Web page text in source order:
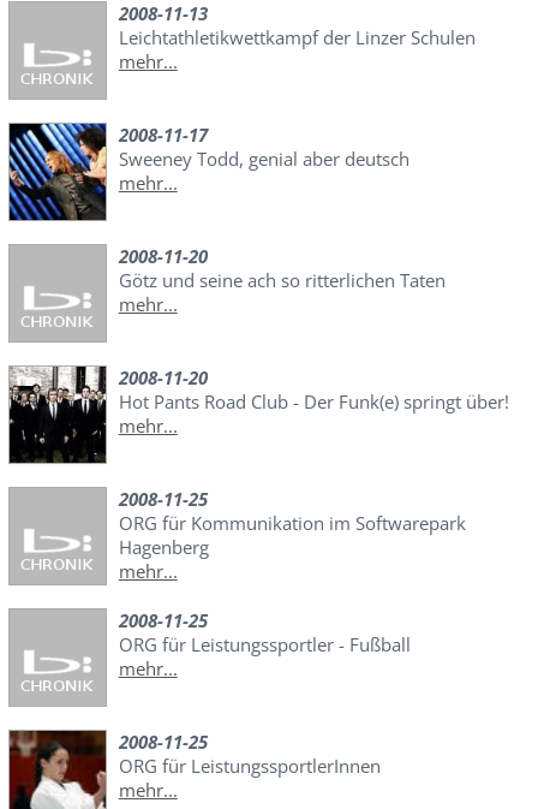
2008-11-13
Leichtathletikwettkampf der Linzer Schulen
mehr...
2008-11-17
Sweeney Todd, genial aber deutsch
mehr...
2008-11-20
Götz und seine ach so ritterlichen Taten
mehr...
2008-11-20
Hot Pants Road Club - Der Funk(e) springt über!
mehr...
2008-11-25
ORG für Kommunikation im Softwarepark
Hagenberg
mehr...
2008-11-25
ORG für Leistungssportler - Fußball
mehr...
2008-11-25
ORG für LeistungssportlerInnen
mehr...